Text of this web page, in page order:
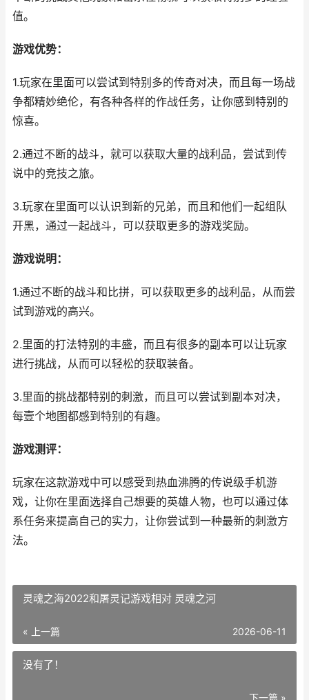
值。
游戏优势：
1.玩家在里面可以尝试到特别多的传奇对决，而且每一场战
争都精妙绝伦，有各种各样的作战任务，让你感到特别的
惊喜。
2.通过不断的战斗，就可以获取大量的战利品，尝试到传
说中的竞技之旅。
3.玩家在里面可以认识到新的兄弟，而且和他们一起组队
开黑，通过一起战斗，可以获取更多的游戏奖励。
游戏说明：
1.通过不断的战斗和比拼，可以获取更多的战利品，从而尝
试到游戏的高兴。
2.里面的打法特别的丰盛，而且有很多的副本可以让玩家
进行挑战，从而可以轻松的获取装备。
3.里面的挑战都特别的刺激，而且可以尝试到副本对决，
每壹个地图都感到特别的有趣。
游戏测评：
玩家在这款游戏中可以感受到热血沸腾的传说级手机游
戏，让你在里面选择自己想要的英雄人物，也可以通过体
系任务来提高自己的实力，让你尝试到一种最新的刺激方
法。
灵魂之海2022和屠灵记游戏相对 灵魂之河
« 上一篇 2026-06-11
没有了！
下一篇 »